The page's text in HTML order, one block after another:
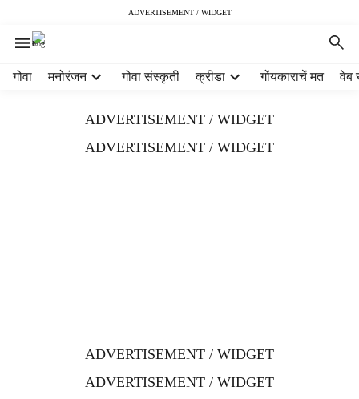
ADVERTISEMENT / WIDGET
गोवा मनोरंजन गोवा संस्कृती क्रीडा गोंयकाराचें मत वेब
ADVERTISEMENT / WIDGET
ADVERTISEMENT / WIDGET
ADVERTISEMENT / WIDGET
ADVERTISEMENT / WIDGET